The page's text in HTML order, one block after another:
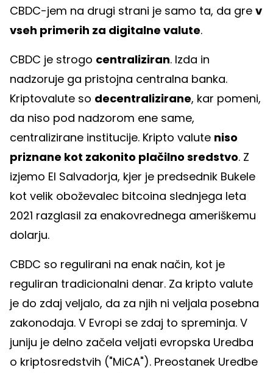
CBDC-jem na drugi strani je samo ta, da gre v
vseh primerih za digitalne valute.
CBDC je strogo centraliziran. Izda in
nadzoruje ga pristojna centralna banka.
Kriptovalute so decentralizirane, kar pomeni,
da niso pod nadzorom ene same,
centralizirane institucije. Kripto valute niso
priznane kot zakonito plačilno sredstvo. Z
izjemo El Salvadorja, kjer je predsednik Bukele
kot velik oboževalec bitcoina slednjega leta
2021 razglasil za enakovrednega ameriškemu
dolarju.
CBDC so regulirani na enak način, kot je
reguliran tradicionalni denar. Za kripto valute
je do zdaj veljalo, da za njih ni veljala posebna
zakonodaja. V Evropi se zdaj to spreminja. V
juniju je delno začela veljati evropska Uredba
o kriptosredstvih ("MiCA"). Preostanek Uredbe